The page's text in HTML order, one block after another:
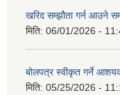
खरिद सम्झौता गर्न आउने
मिति: 06/01/2026 -
बोलपत्र स्वीकृत गर्ने
मिति: 05/25/2026 -